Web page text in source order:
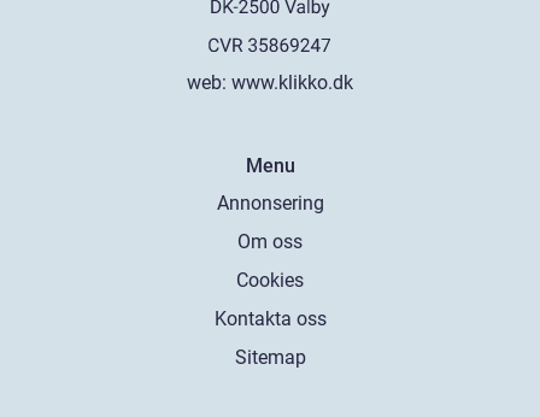
web: www.klikko.dk
Menu
Annonsering
Om oss
Cookies
Kontakta oss
Sitemap